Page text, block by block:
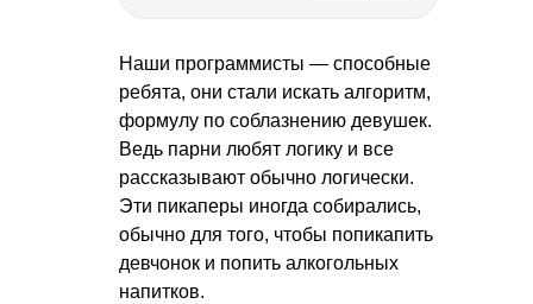
Наши программисты — способные
ребята, они стали искать алгоритм,
формулу по соблазнению девушек.
Ведь парни любят логику и все
рассказывают обычно логически.
Эти пикаперы иногда собирались,
обычно для того, чтобы попикапить
девчонок и попить алкогольных
напитков.